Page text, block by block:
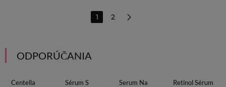
1 2
ODPORÚČANIA
Centella
Sérum S
Serum Na
Retinol Sérum